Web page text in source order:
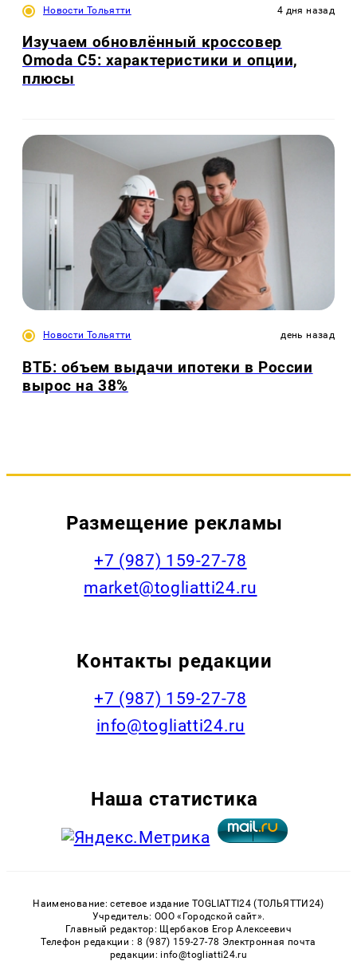
Новости Тольятти 4 дня назад
Изучаем обновлённый кроссовер
Omoda C5: характеристики и опции,
плюсы
Новости Тольятти день назад
ВТБ: объем выдачи ипотеки в России
вырос на 38%
Размещение рекламы
+7 (987) 159-27-78
market@togliatti24.ru
Контакты редакции
+7 (987) 159-27-78
info@togliatti24.ru
Наша статистика
Наименование: сетевое издание TOGLIATTI24 (ТОЛЬЯТТИ24)
Учредитель: ООО «Городской сайт».
Главный редактор: Щербаков Егор Алексеевич
Телефон редакции : 8 (987) 159-27-78 Электронная почта
редакции: info@togliatti24.ru